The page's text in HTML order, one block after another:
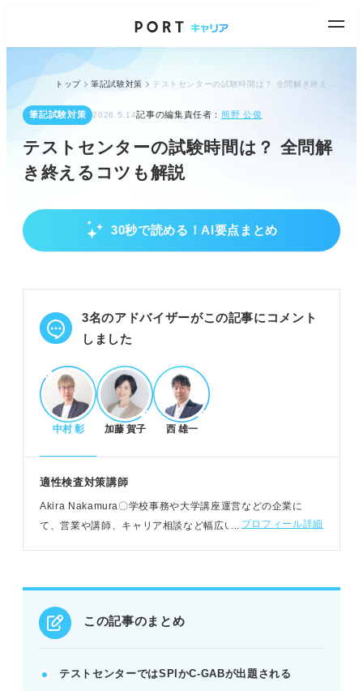
トップ 筆記試験対策
筆記試験対策 2026.5.14記事の編集責任者：熊野 公俊
テストセンターの試験時間は？ 全問解
き終えるコツも解説
30秒で読める！AI要点まとめ
テストセンター試験の概要と時間配分を把握し
所要時間は60〜80分、SPIは65分、C-GABは40
分。
分。
POINT：1問ごとの制限時間厳守で、素早く正確な
解答が求められる。
て進む。
メモ用紙を活用し、計算や図を書きながら効率的に
解く。
POINT：時間を計りながら模擬試験を繰り返し、本
番の感覚を掴む。
3名のアドバイザーがこの記事にコメント
しました
中村 彰 加藤 賀子 西 雄一
適性検査対策講師
Akira Nakamura〇学校事務や大学講座運営などの企業に
て、営業や講師、キャリア相談など幅広い業務を担当。現在
プロフィール詳細
この記事のまとめ
テストセンターではSPIかC-GABが出題される